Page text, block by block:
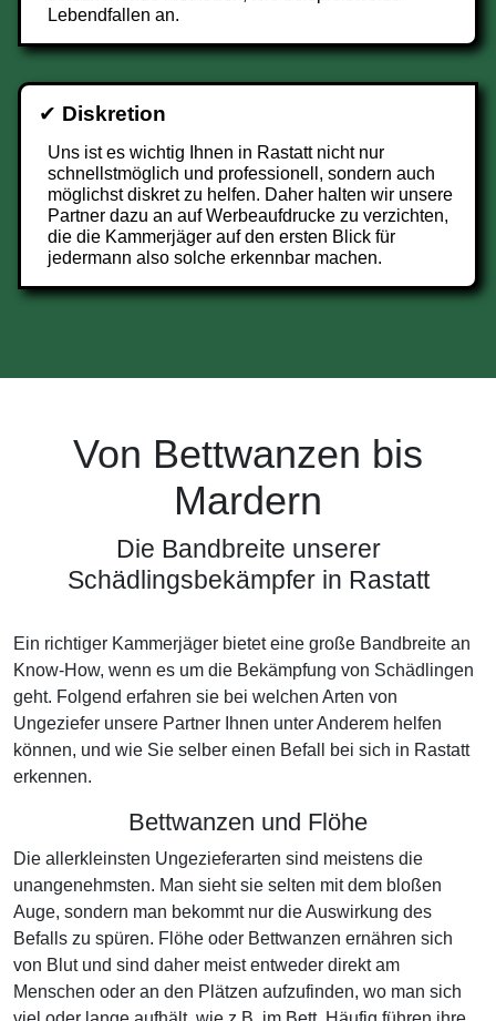
Lebendfallen an.
✔ Diskretion
Uns ist es wichtig Ihnen in Rastatt nicht nur
schnellstmöglich und professionell, sondern auch
möglichst diskret zu helfen. Daher halten wir unsere
Partner dazu an auf Werbeaufdrucke zu verzichten,
die die Kammerjäger auf den ersten Blick für
jedermann also solche erkennbar machen.
Von Bettwanzen bis
Mardern
Die Bandbreite unserer
Schädlingsbekämpfer in Rastatt
Ein richtiger Kammerjäger bietet eine große Bandbreite an
Know-How, wenn es um die Bekämpfung von Schädlingen
geht. Folgend erfahren sie bei welchen Arten von
Ungeziefer unsere Partner Ihnen unter Anderem helfen
können, und wie Sie selber einen Befall bei sich in Rastatt
erkennen.
Bettwanzen und Flöhe
Die allerkleinsten Ungezieferarten sind meistens die
unangenehmsten. Man sieht sie selten mit dem bloßen
Auge, sondern man bekommt nur die Auswirkung des
Befalls zu spüren. Flöhe oder Bettwanzen ernähren sich
von Blut und sind daher meist entweder direkt am
Menschen oder an den Plätzen aufzufinden, wo man sich